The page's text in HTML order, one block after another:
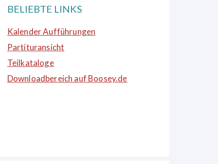
BELIEBTE LINKS
Kalender Aufführungen
Partituransicht
Teilkataloge
Downloadbereich auf Boosey.de